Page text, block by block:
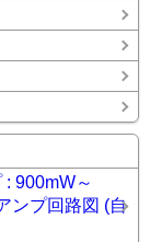
900mW～
ンプ回路図 (自